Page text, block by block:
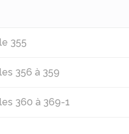
355
356 à 359
360 à 369-1